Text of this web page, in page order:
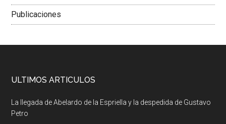
Publicaciones
ULTIMOS ARTICULOS
La llegada de Abelardo de la Espriella y la despedida de Gustavo
Petro